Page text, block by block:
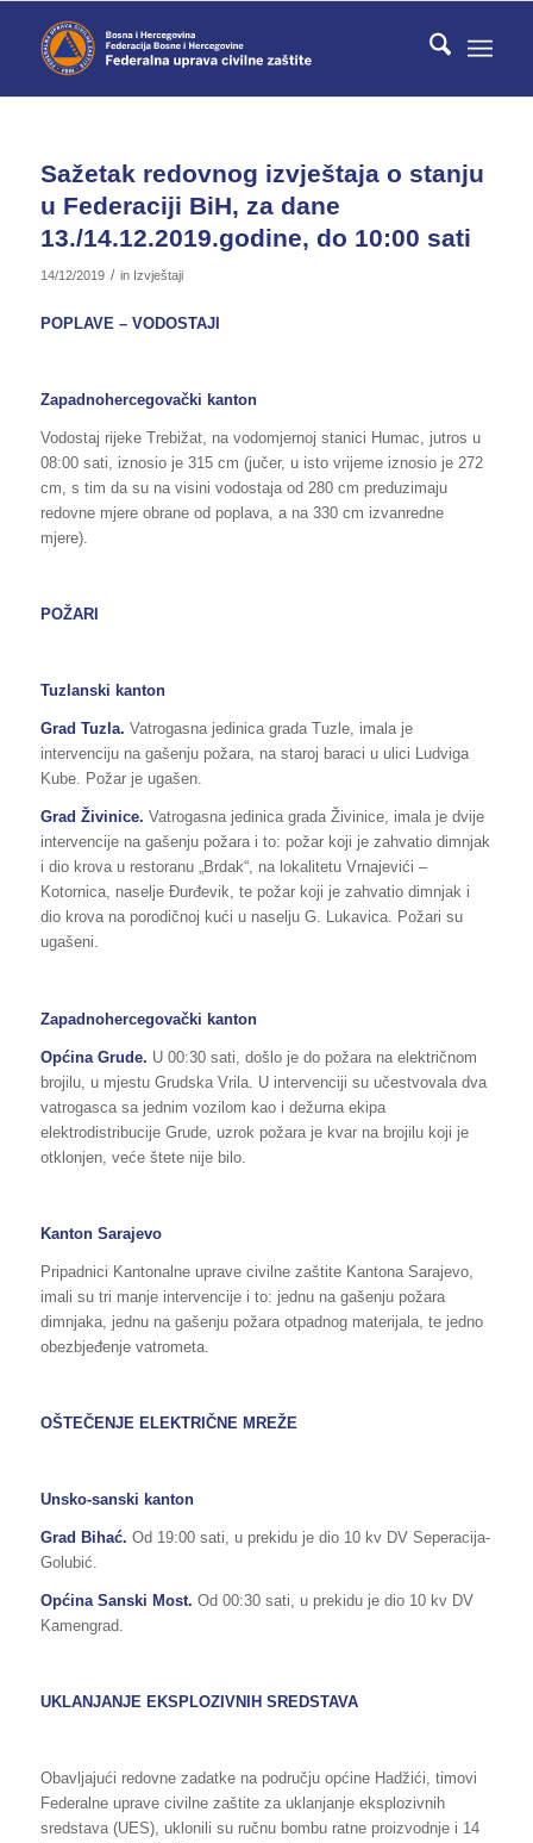
Sažetak redovnog izvještaja o stanju
u Federaciji BiH, za dane
13./14.12.2019.godine, do 10:00 sati
14/12/2019 / in Izvještaji
POPLAVE – VODOSTAJI
Zapadnohercegovački kanton
Vodostaj rijeke Trebižat, na vodomjernoj stanici Humac, jutros u
08:00 sati, iznosio je 315 cm (jučer, u isto vrijeme iznosio je 272
cm, s tim da su na visini vodostaja od 280 cm preduzimaju
redovne mjere obrane od poplava, a na 330 cm izvanredne
mjere).
POŽARI
Tuzlanski kanton
Grad Tuzla. Vatrogasna jedinica grada Tuzle, imala je
intervenciju na gašenju požara, na staroj baraci u ulici Ludviga
Kube. Požar je ugašen.
Grad Živinice. Vatrogasna jedinica grada Živinice, imala je dvije
intervencije na gašenju požara i to: požar koji je zahvatio dimnjak
i dio krova u restoranu „Brdak“, na lokalitetu Vrnajevići –
Kotornica, naselje Đurđevik, te požar koji je zahvatio dimnjak i
dio krova na porodičnoj kući u naselju G. Lukavica. Požari su
ugašeni.
Zapadnohercegovački kanton
Općina Grude. U 00:30 sati, došlo je do požara na električnom
brojilu, u mjestu Grudska Vrila. U intervenciji su učestvovala dva
vatrogasca sa jednim vozilom kao i dežurna ekipa
elektrodistribucije Grude, uzrok požara je kvar na brojilu koji je
otklonjen, veće štete nije bilo.
Kanton Sarajevo
Pripadnici Kantonalne uprave civilne zaštite Kantona Sarajevo,
imali su tri manje intervencije i to: jednu na gašenju požara
dimnjaka, jednu na gašenju požara otpadnog materijala, te jedno
obezbjeđenje vatrometa.
OŠTEČENJE ELEKTRIČNE MREŽE
Unsko-sanski kanton
Grad Bihać. Od 19:00 sati, u prekidu je dio 10 kv DV Seperacija-
Golubić.
Općina Sanski Most. Od 00:30 sati, u prekidu je dio 10 kv DV
Kamengrad.
UKLANJANJE EKSPLOZIVNIH SREDSTAVA
Obavljajući redovne zadatke na području općine Hadžići, timovi
Federalne uprave civilne zaštite za uklanjanje eksplozivnih
sredstava (UES), uklonili su ručnu bombu ratne proizvodnje i 14